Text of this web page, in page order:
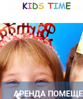
АРЕНДА